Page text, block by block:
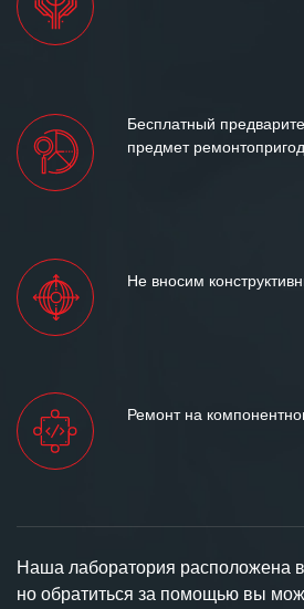
Бесплатный
предмет
Не вносим
Ремонт на
Наша лаборатория расположена
но обратиться за помощью вы